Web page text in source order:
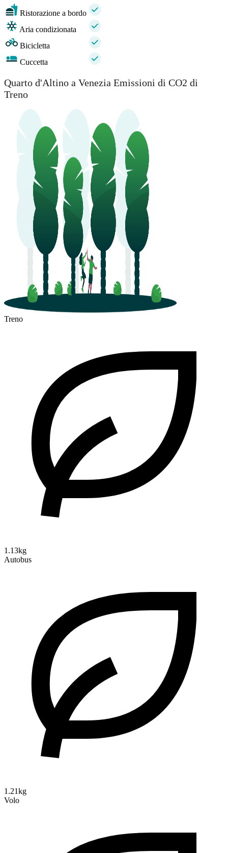
Ristorazione a bordo
Aria condizionata
Bicicletta
Cuccetta
Quarto d'Altino a Venezia Emissioni di CO2 di
Treno
Treno
1.13kg
Autobus
1.21kg
Volo